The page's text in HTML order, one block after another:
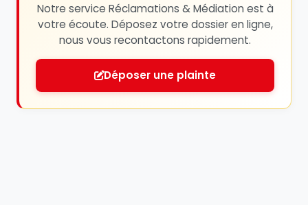
Notre service Réclamations & Médiation est à
votre écoute. Déposez votre dossier en ligne,
nous vous recontactons rapidement.
Déposer une plainte